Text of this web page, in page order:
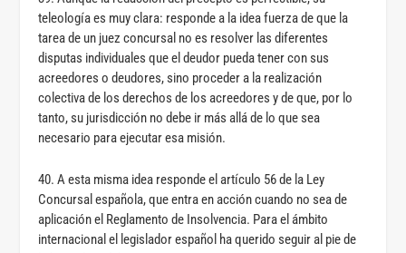
teleología es muy clara: responde a la idea fuerza de que la
tarea de un juez concursal no es resolver las diferentes
disputas individuales que el deudor pueda tener con sus
acreedores o deudores, sino proceder a la realización
colectiva de los derechos de los acreedores y de que, por lo
tanto, su jurisdicción no debe ir más allá de lo que sea
necesario para ejecutar esa misión.
40. A esta misma idea responde el artículo 56 de la Ley
Concursal española, que entra en acción cuando no sea de
aplicación el Reglamento de Insolvencia. Para el ámbito
internacional el legislador español ha querido seguir al pie de